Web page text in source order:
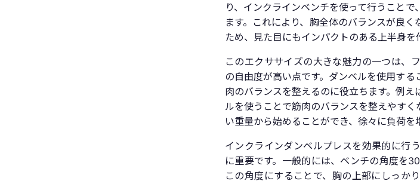
り、インクラインベンチを使って行うこと
ます。これにより、胸全体のバランスが良
ため、見た目にもインパクトのある上半身を
このエクササイズの大きな魅力の一つは、
の自由度が高い点です。ダンベルを使用す
肉のバランスを整えるのに役立ちます。例
ルを使うことで筋肉のバランスを整えやす
い重量から始めることができ、徐々に負荷を
インクラインダンベルプレスを効果的に行
に重要です。一般的には、ベンチの角度を
この角度にすることで、胸の上部にしっか